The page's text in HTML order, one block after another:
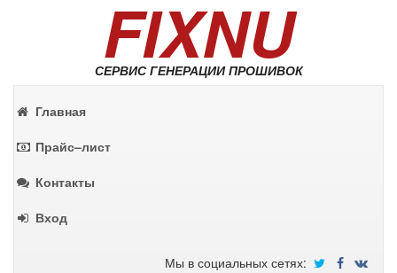
FIXNU
СЕРВИС ГЕНЕРАЦИИ ПРОШИВОК
Главная
Прайс–лист
Контакты
Вход
Мы в социальных сетях: